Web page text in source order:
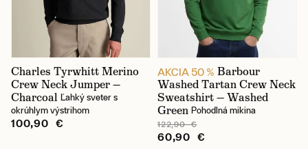
Charles Tyrwhitt Merino
Crew Neck Jumper —
Charcoal Ľahký sveter s
okrúhlym výstrihom
100,90 €
AKCIA 50 % Barbour
Washed Tartan Crew Neck
Sweatshirt — Washed
Green Pohodlná mikina
122,90 €
60,90 €